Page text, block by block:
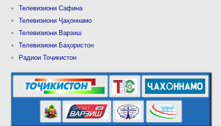
Телевизиони Сафина
Телевизиони Ҷаҳоннамо
Телевизиони Варзиш
Телевизиони Баҳористон
Радиои Тоҷикистон